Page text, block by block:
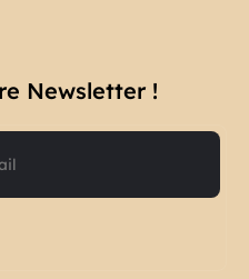
Newsletter !​